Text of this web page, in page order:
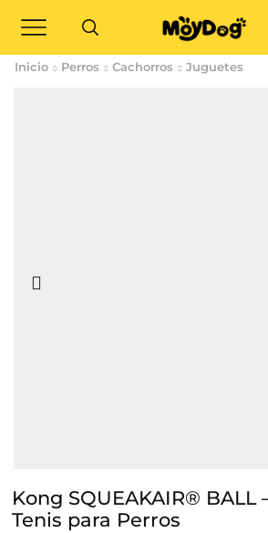
Inicio Perros Cachorros Juguetes
Kong SQUEAKAIR® BALL
Tenis para Perros